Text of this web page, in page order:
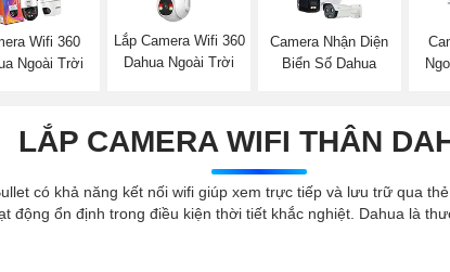
Wifi 360
Ngoài Trời
Lắp Camera Wifi 360
Dahua Ngoài Trời
Camera Nhận Diện
Biển Số Dahua
LẮP CAMERA WIFI THÂN
có khả năng kết nối wifi giúp xem trực tiếp và lưu trữ qua
động ổn định trong điều kiện thời tiết khắc nghiệt. Dahua là